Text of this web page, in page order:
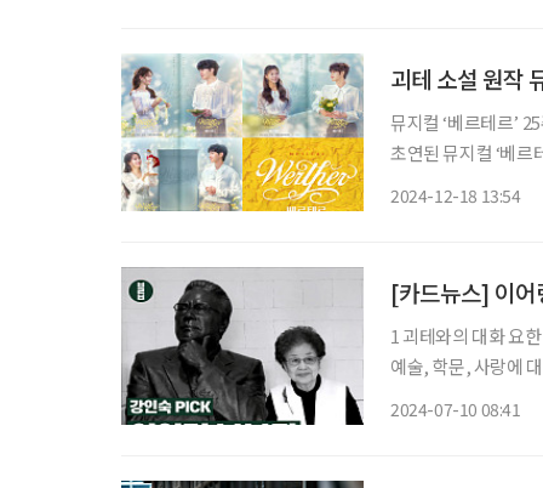
괴테 소설 원작
뮤지컬 ‘베르테르’ 25주년
초연된 뮤지컬 ‘베르
2024-12-18 13:54
[카드뉴스] 이어
1 괴테와의 대화 요한 페터 에커만 / 민음사
예술, 학문, 사랑에
2024-07-10 08:41